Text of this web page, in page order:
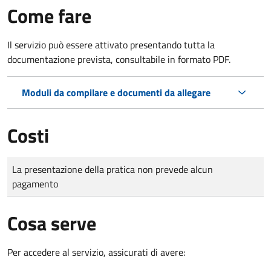
Come fare
Il servizio può essere attivato presentando tutta la
documentazione prevista, consultabile in formato PDF.
Moduli da compilare e documenti da allegare
Costi
Tipo di pagamento
Importo
La presentazione della pratica non prevede alcun
pagamento
Cosa serve
Per accedere al servizio, assicurati di avere: